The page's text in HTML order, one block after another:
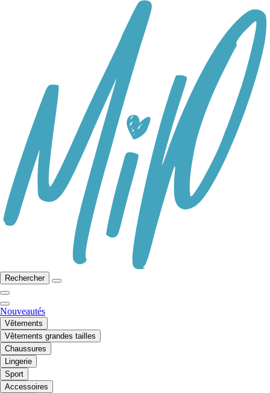
Rechercher
Nouveautés
Vêtements
Vêtements grandes tailles
Chaussures
Lingerie
Sport
Accessoires